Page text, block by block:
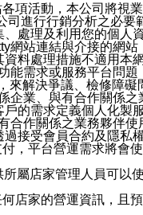
項活動，本公司將
進行行銷分析之必
處理及利用您的個人資
網站連結與介接的網
料處理措施不適用本
能需求或服務平台問
解決爭議、檢修障
企業、與有合作關係
的需求定義個人化製
合作關係之業務夥伴
接受會員合約及隱私
，平台營運需求將
屬店家管理人員可以
店家的營運資訊，